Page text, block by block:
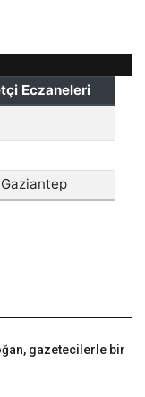
gazetecilerle bir